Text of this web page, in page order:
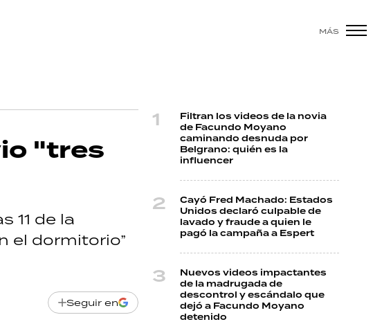
MÁS
"tres
11 de la
el dormitorio”
Seguir en
Filtran los videos de la novia
de Facundo Moyano
caminando desnuda por
Belgrano: quién es la
influencer
Cayó Fred Machado: Estados
Unidos declaró culpable de
lavado y fraude a quien le
pagó la campaña a Espert
Nuevos videos impactantes
de la madrugada de
descontrol y escándalo que
dejó a Facundo Moyano
detenido